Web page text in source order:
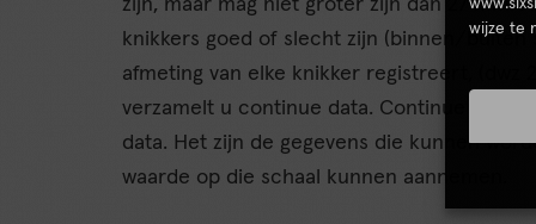
wijze te
zijn, maar mag niet groter zijn dan 27 mm.
knikkers goed of slecht zijn (binnen/buiten
afmeting van elke knikker registreert, (dwz
verzamelt u continue data. Continue data
data. Het zijn de gegevens die kunnen
waarde op die schaal kunnen aannemen.